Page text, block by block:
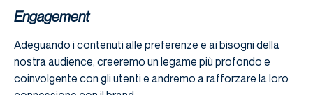
Engagement
Adeguando i contenuti alle preferenze e ai bisogni della
nostra audience, creeremo un legame più profondo e
coinvolgente con gli utenti e andremo a rafforzare la loro